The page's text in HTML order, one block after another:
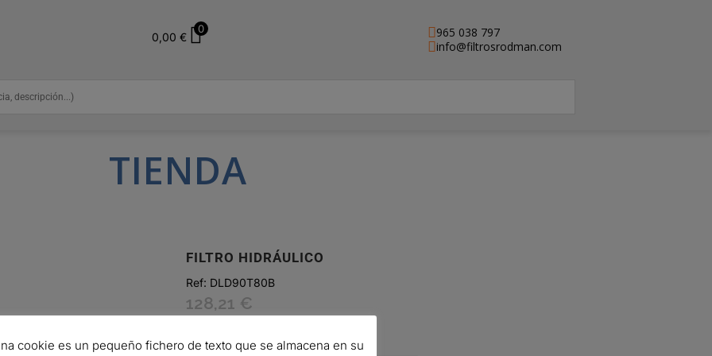
965 038 797
info@filtrosrodman.com
0,00 €
0
TIENDA
FILTRO HIDRÁULICO
Ref: DLD90T80B
128,21 €
cookie es un pequeño fichero de texto que se almacena en su